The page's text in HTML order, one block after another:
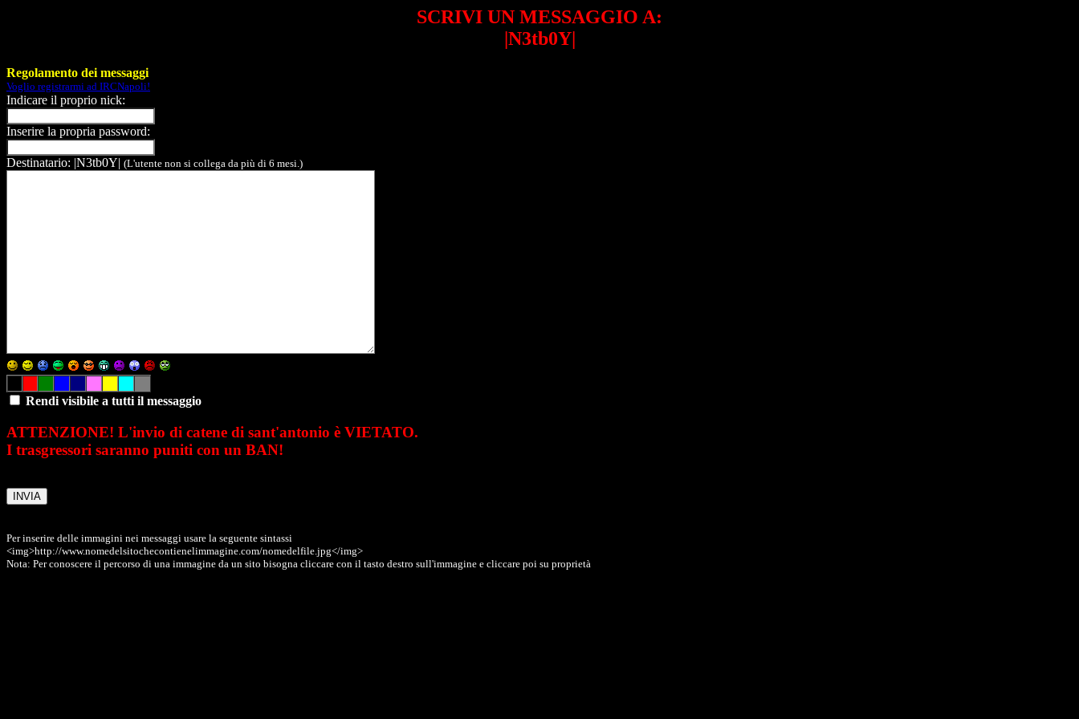
SCRIVI UN MESSAGGIO A:
|N3tb0Y|
Regolamento dei messaggi
Voglio registrarmi ad IRCNapoli!
Indicare il proprio nick:
Inserire la propria password:
Destinatario: |N3tb0Y| (L'utente non si collega da più di 6 mesi.)
Rendi visibile a tutti il messaggio
ATTENZIONE! L'invio di catene di sant'antonio è VIETATO.
I trasgressori saranno puniti con un BAN!
Per inserire delle immagini nei messaggi usare la seguente sintassi
<img>http://www.nomedelsitochecontienelimmagine.com/nomedelfile.jpg</img>
Nota: Per conoscere il percorso di una immagine da un sito bisogna cliccare con il tasto destro sull'immagine e cliccare poi su proprietà